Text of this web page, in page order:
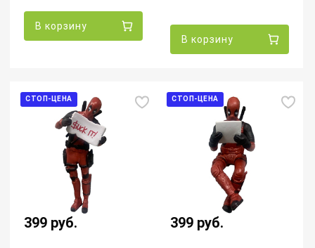
ассортименте
В корзину
В корзину
СТОП-ЦЕНА
399 руб.
СТОП-ЦЕНА
399 руб.